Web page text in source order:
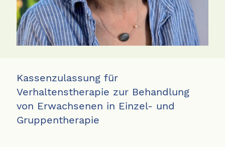
Kassenzulassung für
Verhaltenstherapie zur Behandlung
von Erwachsenen in Einzel- und
Gruppentherapie